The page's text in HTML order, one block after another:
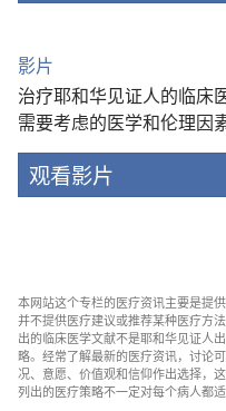
影片
治疗耶和华见证人的临床
需要考虑的医学和伦理因
观看影片
本网站这个专栏的医疗资讯主要是提
并不提供医疗建议或推荐某种医疗方
出的临床医学文献不是耶和华见证人
略。经常了解最新的医疗资讯，讨论
况、意愿、价值观和信仰作出选择，
列出的医疗策略不一定对每个病人都